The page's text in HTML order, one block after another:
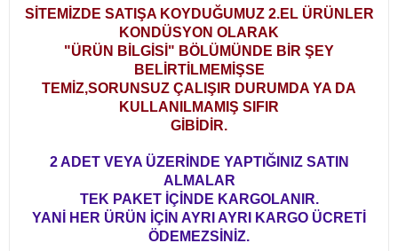
SİTEMİZDE SATIŞA KOYDUĞUMUZ 2.EL ÜRÜNLER
KONDÜSYON OLARAK
"ÜRÜN BİLGİSİ" BÖLÜMÜNDE BİR ŞEY
BELİRTİLMEMİŞSE
TEMİZ,SORUNSUZ ÇALIŞIR DURUMDA YA DA
KULLANILMAMIŞ SIFIR
GİBİDİR.
2 ADET VEYA ÜZERİNDE YAPTIĞINIZ SATIN
ALMALAR
TEK PAKET İÇİNDE KARGOLANIR.
YANİ HER ÜRÜN İÇİN AYRI AYRI KARGO ÜCRETİ
ÖDEMEZSİNİZ.